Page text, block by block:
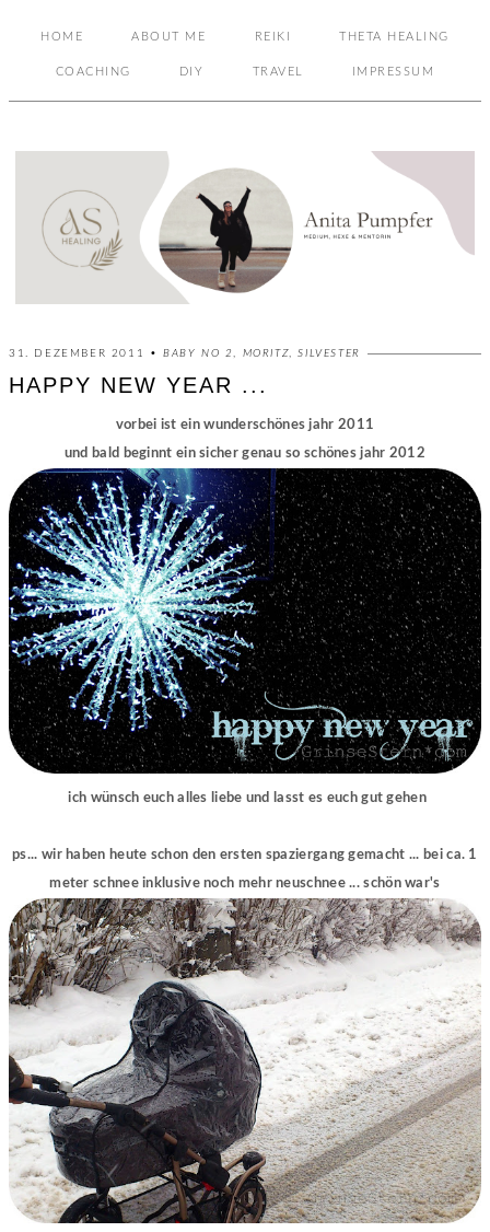
HOME ABOUT ME REIKI THETA HEALING
COACHING DIY TRAVEL IMPRESSUM
31. DEZEMBER 2011 • BABY NO 2 MORITZ SILVESTER
HAPPY NEW YEAR ...
vorbei ist ein wunderschönes jahr 2011
und bald beginnt ein sicher genau so schönes jahr 2012
ich wünsch euch alles liebe und lasst es euch gut gehen
ps... wir haben heute schon den ersten spaziergang gemacht ... bei ca. 1
meter schnee inklusive noch mehr neuschnee ... schön war's